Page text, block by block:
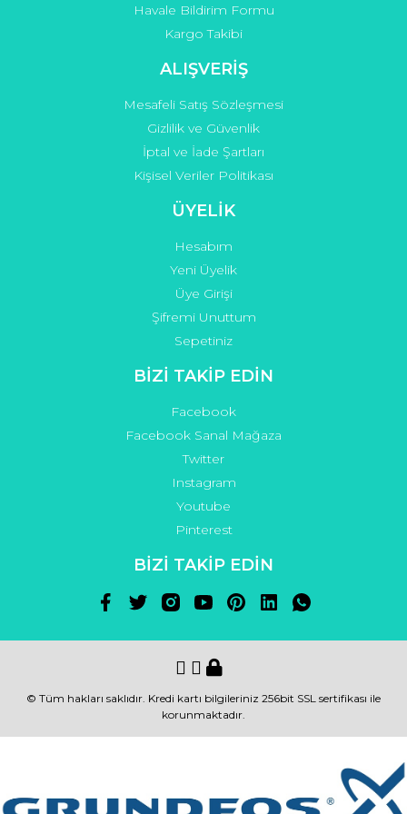
Havale Bildirim Formu
Kargo Takibi
ALIŞVERİŞ
Mesafeli Satış Sözleşmesi
Gizlilik ve Güvenlik
İptal ve İade Şartları
Kişisel Veriler Politikası
ÜYELİK
Hesabım
Yeni Üyelik
Üye Girişi
Şifremi Unuttum
Sepetiniz
BİZİ TAKİP EDİN
Facebook
Facebook Sanal Mağaza
Twitter
Instagram
Youtube
Pinterest
BİZİ TAKİP EDİN
© Tüm hakları saklıdır. Kredi kartı bilgileriniz 256bit SSL sertifikası ile
korunmaktadır.